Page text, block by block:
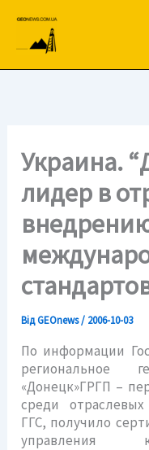
вмісту
Украина.
лидер в
ВідGEOnews/ 2006-10-03
По информации
региональное
«Донецк»ГРГП –
среди
ГГС, получило
управления